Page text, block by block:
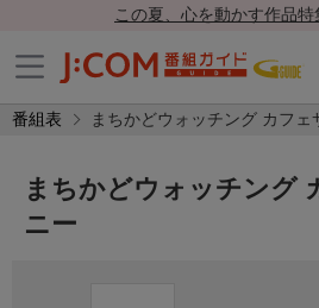
この夏、心を動かす作品特
番組表 まちかどウォッチング カフェ
まちかどウォッチング
ニー